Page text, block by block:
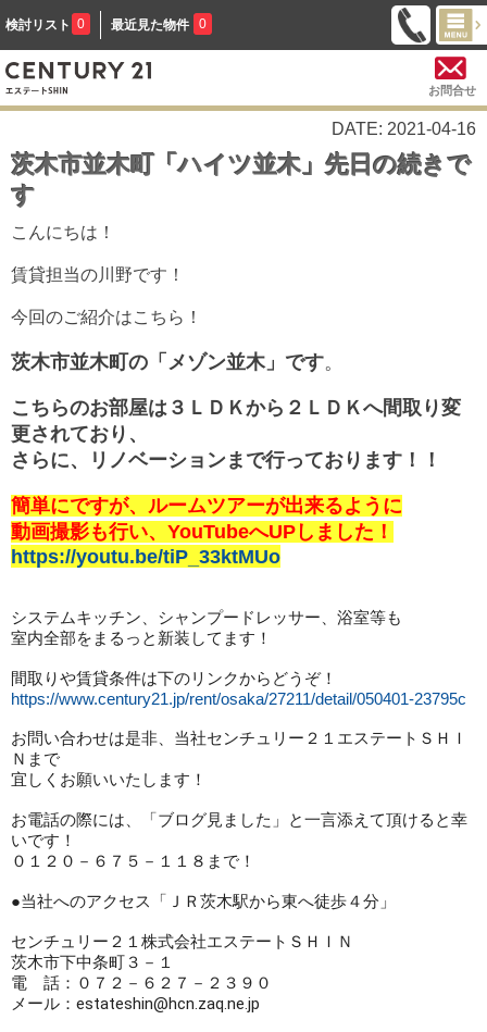
検討リスト 0 最近見た物件 0
お問合せ
DATE: 2021-04-16
茨木市並木町「ハイツ並木」先日の続きで
す
こんにちは！
賃貸担当の川野です！
今回のご紹介はこちら！
茨木市並木町の「メゾン並木」です。
こちらのお部屋は３ＬＤＫから２ＬＤＫへ間取り変
更されており、
さらに、リノベーションまで行っております！！
簡単にですが、ルームツアーが出来るように
動画撮影も行い、YouTubeへUPしました！
https://youtu.be/tiP_33ktMUo
システムキッチン、シャンプードレッサー、浴室等も
室内全部をまるっと新装してます！
https://www.century21.jp/rent/osaka/27211/detail/050401-23795c
お問い合わせは是非、当社センチュリー２１エステートＳＨＩ
Ｎまで
宜しくお願いいたします！
お電話の際には、「ブログ見ました」と一言添えて頂けると幸
いです！
０１２０－６７５－１１８まで！
●当社へのアクセス「ＪＲ茨木駅から東へ徒歩４分」
センチュリー２１株式会社エステートＳＨＩＮ
茨木市下中条町３－１
電　話：０７２－６２７－２３９０
メール：estateshin@hcn.zaq.ne.jp